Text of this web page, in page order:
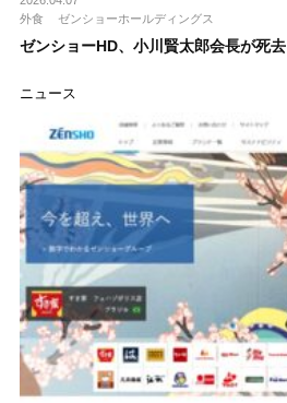
外食
ゼンショーホールディングス
ゼンショーHD、小川賢太郎会長が死去
ニュース